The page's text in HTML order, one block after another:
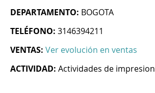
DEPARTAMENTO: BOGOTA
TELÉFONO: 3146394211
VENTAS: Ver evolución en ventas
ACTIVIDAD: Actividades de impresion